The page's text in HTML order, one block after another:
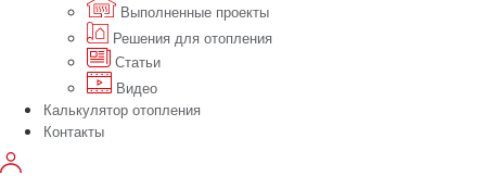
Выполненные проекты
Решения для отопления
Статьи
Видео
Калькулятор отопления
Контакты